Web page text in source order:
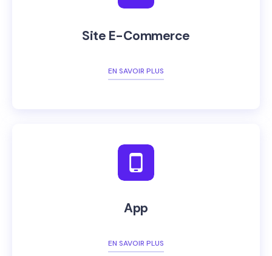
Site E-Commerce
EN SAVOIR PLUS
App
EN SAVOIR PLUS